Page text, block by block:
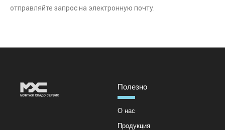
отправляйте запрос на электронную почту.
Полезно
О нас
Продукция